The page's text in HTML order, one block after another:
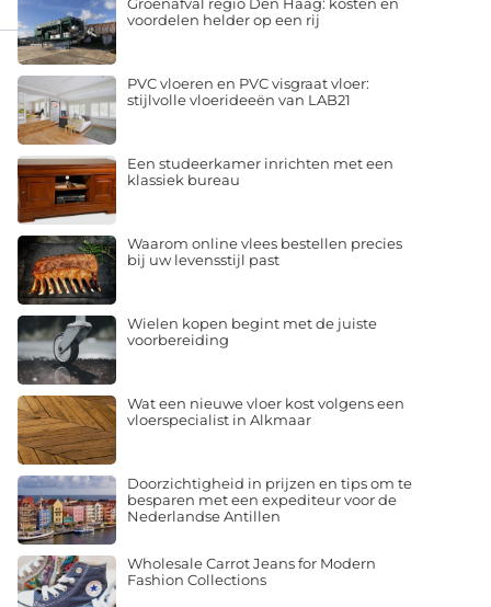
voordelen helder op een rij
PVC vloeren en PVC visgraat vloer:
stijlvolle vloerideeën van LAB21
Een studeerkamer inrichten met een
klassiek bureau
Waarom online vlees bestellen precies
bij uw levensstijl past
Wielen kopen begint met de juiste
voorbereiding
Wat een nieuwe vloer kost volgens een
vloerspecialist in Alkmaar
Doorzichtigheid in prijzen en tips om te
besparen met een expediteur voor de
Nederlandse Antillen
Wholesale Carrot Jeans for Modern
Fashion Collections